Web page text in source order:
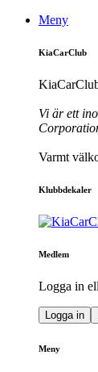
Meny
KiaCarClub
Vi är ett
Varmt
Klubbdekaler
Medlem
Logga in
Logga in
Meny